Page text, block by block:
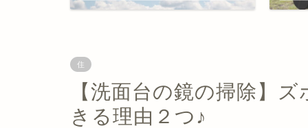
住
【洗面台の鏡の掃除】
きる理由２つ♪